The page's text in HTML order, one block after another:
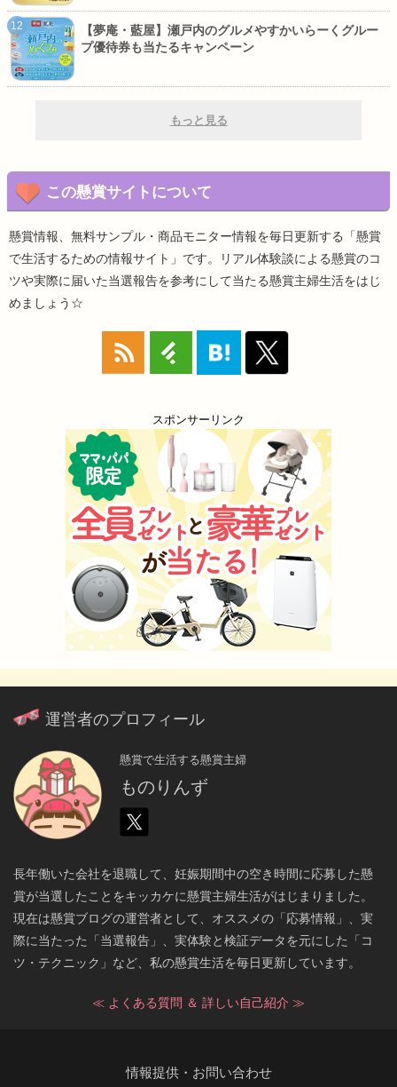
【夢庵・藍屋】瀬戸内のグルメやすかいらーくグルー
プ優待券も当たるキャンペーン
もっと見る
この懸賞サイトについて
懸賞情報、無料サンプル・商品モニター情報を毎日更新する「懸賞
で生活するための情報サイト」です。リアル体験談による懸賞のコ
ツや実際に届いた当選報告を参考にして当たる懸賞主婦生活をはじ
めましょう☆
スポンサーリンク
運営者のプロフィール
懸賞で生活する懸賞主婦
ものりんず
長年働いた会社を退職して、妊娠期間中の空き時間に応募した懸
賞が当選したことをキッカケに懸賞主婦生活がはじまりました。
現在は懸賞ブログの運営者として、オススメの「応募情報」、実
際に当たった「当選報告」、実体験と検証データを元にした「コ
ツ・テクニック」など、私の懸賞生活を毎日更新しています。
≪ よくある質問 ＆ 詳しい自己紹介 ≫
情報提供・お問い合わせ